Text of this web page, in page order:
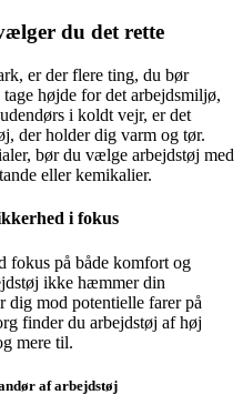
du det rette
er der flere ting, du bør
højde for det arbejdsmiljø,
i koldt vejr, er det
der holder dig varm og tør.
bør du vælge arbejdstøj med
eller kemikalier.
i fokus
fokus på både komfort og
ikke hæmmer din
dig mod potentielle farer på
finder du arbejdstøj af høj
mere til.
af arbejdstøj